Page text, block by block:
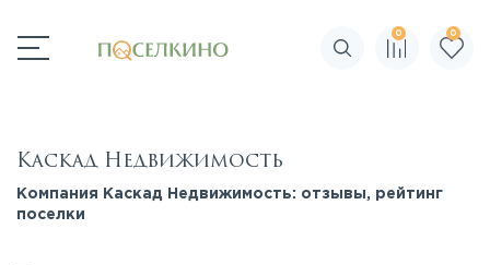
Поиск по сайту
0 0
Каскад Недвижимость
Компания Каскад Недвижимость: отзывы, рейтинг
поселки